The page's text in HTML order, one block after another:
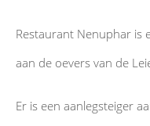
Restaurant Nenuphar is
aan de oevers van de
Er is een aanlegsteiger